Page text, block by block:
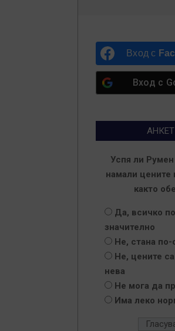
Вход с
Вход с
Успя ли
намали цените
както
Да, всичко
значително
Не, стана по-
Не, цените
нева
Не мога да
Има леко